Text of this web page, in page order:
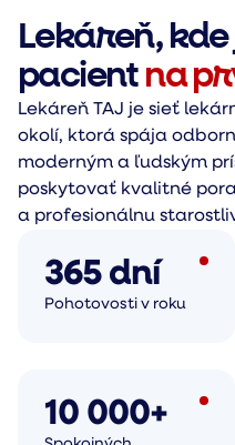
Lekáreň, kde
pacient na
Lekáreň TAJ je sieť
okolí, ktorá spája
moderným a ľudským
poskytovať kvalitné
a profesionálnu
365 dní
Pohotovosti v roku
10 000+